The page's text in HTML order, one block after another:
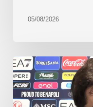
05/08/2026